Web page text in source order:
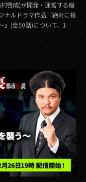
ト！
啓成)が開発・運営する縦
ナルドラマ作品『絶対に捨
』(全50話)について、1〜